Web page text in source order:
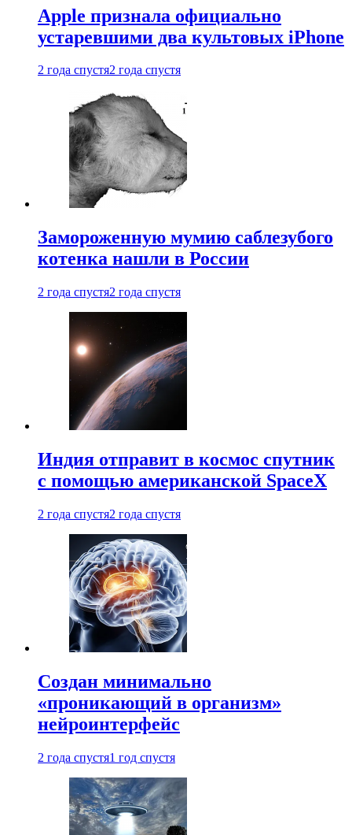
Apple признала официально
устаревшими два культовых iPhone
2 года спустя2 года спустя
Замороженную мумию саблезубого
котенка нашли в России
2 года спустя2 года спустя
Индия отправит в космос спутник
с помощью американской SpaceX
2 года спустя2 года спустя
Создан минимально
«проникающий в организм»
нейроинтерфейс
2 года спустя1 год спустя